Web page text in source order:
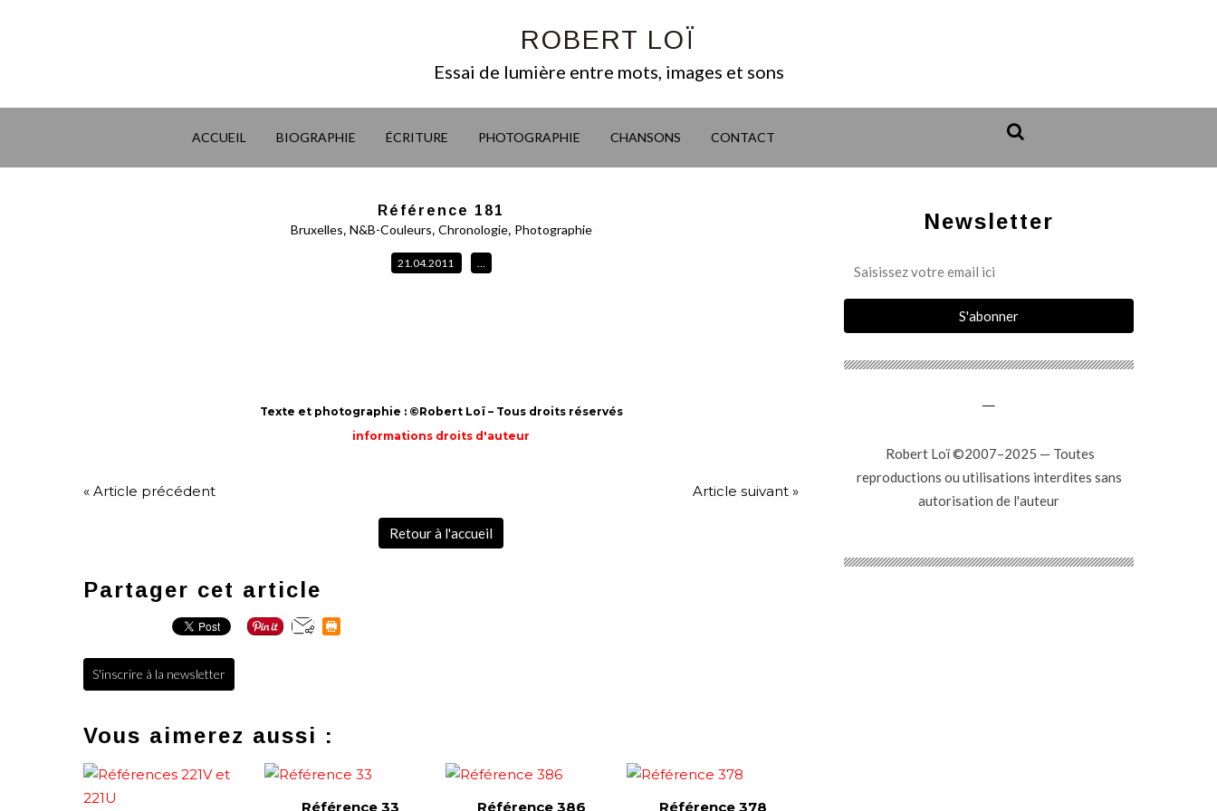
ROBERT LOÏ
Essai de lumière entre mots, images et sons
ACCUEIL BIOGRAPHIE ÉCRITURE PHOTOGRAPHIE CHANSONS CONTACT
Référence 181
Bruxelles, N&B-Couleurs, Chronologie, Photographie
21.04.2011 …
Texte et photographie : ©Robert Loï – Tous droits réservés
informations droits d'auteur
« Article précédent Article suivant »
Retour à l'accueil
Partager cet article
S'inscrire à la newsletter
Vous aimerez aussi :
Référence 33 Référence 386 Référence 378
Newsletter
Robert Loï ©2007–2025 — Toutes
reproductions ou utilisations interdites sans
autorisation de l'auteur